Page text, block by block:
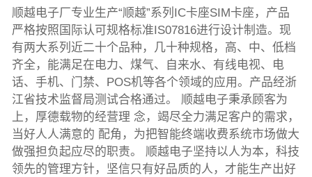
顺越电子厂专业生产“顺越”系列IC卡座SIM卡座，产品
严格按照国际认可规格标准IS07816进行设计制造。现
有两大系列近二十个品种，几十种规格，高、中、低档
齐全，能满足在电力、煤气、自来水、有线电视、电
话、手机、门禁、POS机等各个领域的应用。产品经浙
江省技术监督局测试合格通过。 顺越电子秉承顾客为
上，厚德载物的经营理 念，竭尽全力满足客户的需求，
当好人人满意的 配角，为把智能终端收费系统市场做大
做强担负起应尽的职责。 顺越电子坚持以人为本，科技
领先的管理方针，坚信只有好品质的人，才能生产出好